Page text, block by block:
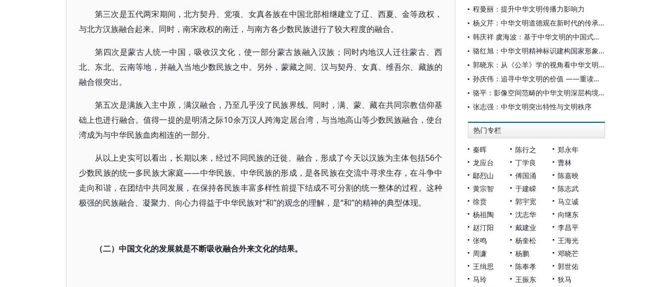
第三次是五代两宋期间，北方契丹、党项、女真各族在中国北部相继建立了辽、西夏、金等政权，
与北方汉族融合起来。同时，南宋政权的南迁，与南方各少数民族进行了较大程度的融合。
第四次是蒙古人统一中国，吸收汉文化，使一部分蒙古族融入汉族；同时内地汉人迁往蒙古、西
北、东北、云南等地，并融入当地少数民族之中。另外，蒙藏之间、汉与契丹、女真、维吾尔、藏族的
融合很突出。
第五次是满族入主中原，满汉融合，乃至几乎没了民族界线。同时，满、蒙、藏在共同宗教信仰基
础上也进行融合。值得一提的是明清之际10余万汉人跨海定居台湾，与当地高山等少数民族融合，使台
湾成为与中华民族血肉相连的一部分。
从以上史实可以看出，长期以来，经过不同民族的迁徙、融合，形成了今天以汉族为主体包括56个
少数民族的统一多民族大家庭——中华民族。中华民族的形成，是各民族在交流中寻求生存，在斗争中
走向和谐，在团结中共同发展，在保持各民族丰富多样性前提下结成不可分割的统一整体的过程。这种
极强的民族融合、凝聚力、向心力得益于中华民族对“和”的观念的理解，是“和”的精神的典型体现。
（二）中国文化的发展就是不断吸收融合外来文化的结果。
程曼丽：提升中华文明传播力影响力
杨义芹：中华文明道德观在新时代的传承与创新
韩庆祥 虞海波：基于中华文明的中国式现代化范式
骆红旭：中华文明精神标识建构国家形象的动能、类型与路径
郭晓东：从《公羊》学的视角看中华文明之连续性
孙庆伟：追寻中华文明的价值 ——重读张光直《考古学专题六讲》
骆平：影像空间范畴的中华文明深层构境——以中国文学海外影视改编为视角
张志强：中华文明突出特性与文明秩序
热门专栏
秦晖 陈行之
郑永年
龙应台
丁学良
曹林
鄢烈山
傅国涌
陈嘉映
黄宗智
于建嵘
陈志武
徐贲
郭宇宽
马立诚
杨祖陶
沈志华
向继东
赵汀阳
戴建业
李昌平
张鸣
杨奎松
王海光
周濂
杨鹏
邓晓芒
王缉思
陈奉孝
郭世佑
马玲
王振东
狄马